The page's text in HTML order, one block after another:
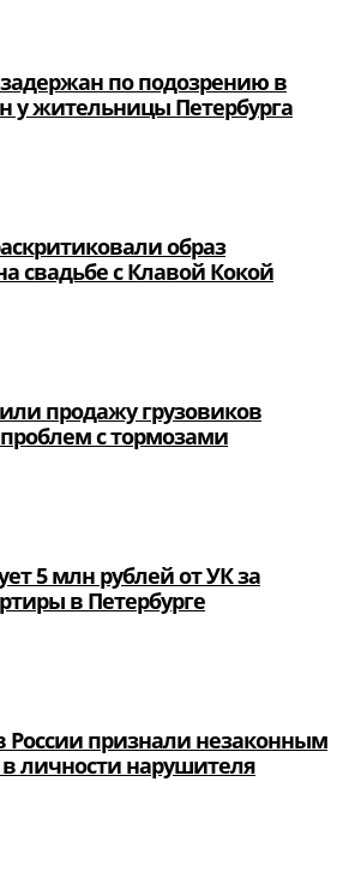
по подозрению в
у жительницы Петербурга
образ
свадьбе с Клавой Кокой
продажу грузовиков
с тормозами
5 млн рублей от УК за
в Петербурге
признали незаконным
личности нарушителя